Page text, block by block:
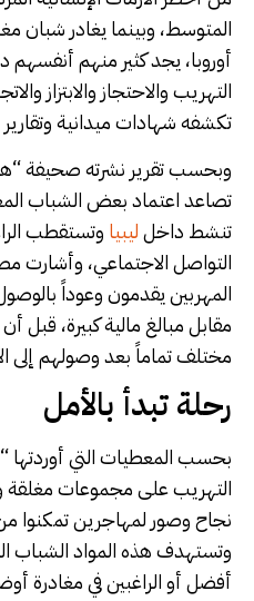
المتوسط، وبينما يغادر شبان
أوروبا، يجد كثير منهم
التهريب والاحتجاز والابتزاز
تكشفه شهادات ميدانية
وبحسب تقرير نشرته صحيفة
تصاعد اعتماد بعض الشباب
تنشط داخلليبيا وتستقطب
التواصل الاجتماعي، وأشارت
المهربين يقدمون وعوداً
مقابل مبالغ مالية كبيرة، قبل
مختلف تماماً بعد وصولهم إلى
رحلة تبدأ بالأمل
بحسب المعطيات التي
التهريب على مجموعات
نجاح وصور لمهاجرين تمكنوا
وتستهدف هذه المواد الشباب
أفضل أو الراغبين في مغادرة